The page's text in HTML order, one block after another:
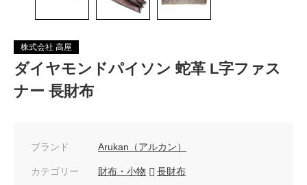
株式会社 高屋
ダイヤモンドパイソン 蛇革 L字ファス
ナー 長財布
ブランド Arukan（アルカン）
カテゴリー 財布・小物 長財布